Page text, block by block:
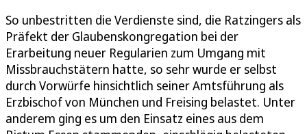
So unbestritten die Verdienste sind, die Ratzingers als
Präfekt der Glaubenskongregation bei der
Erarbeitung neuer Regularien zum Umgang mit
Missbrauchstätern hatte, so sehr wurde er selbst
durch Vorwürfe hinsichtlich seiner Amtsführung als
Erzbischof von München und Freising belastet. Unter
anderem ging es um den Einsatz eines aus dem